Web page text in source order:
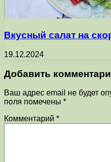
Вкусный салат на
19.12.2024
Добавить
Ваш адрес email не будет
поля помечены *
Комментарий *